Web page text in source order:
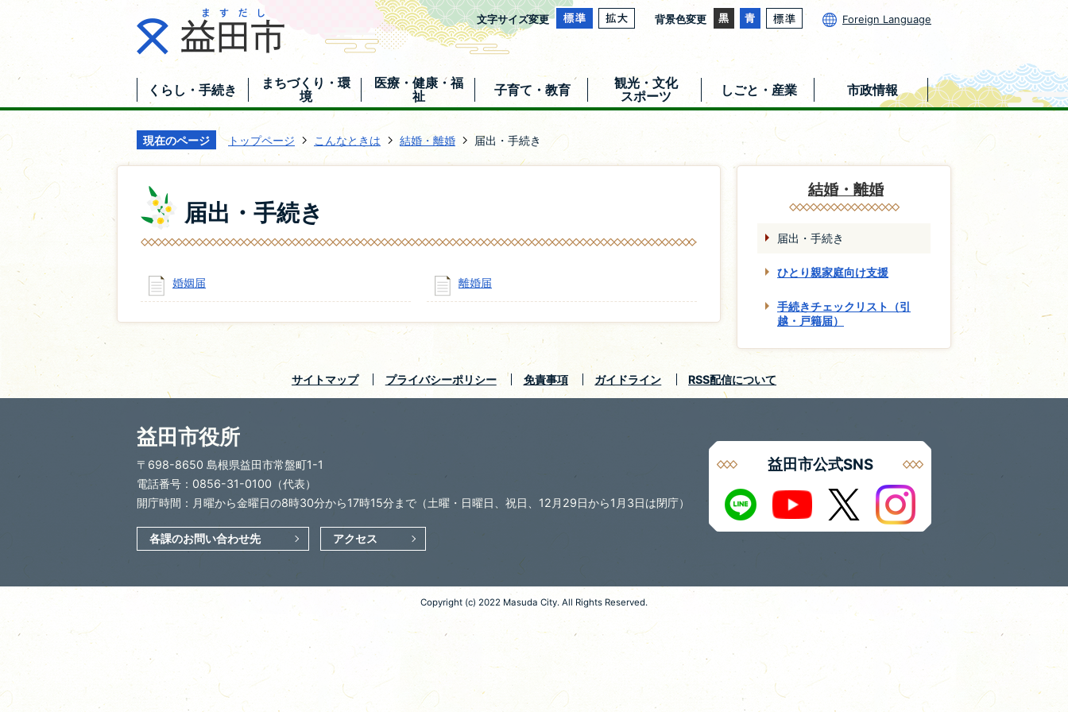
文字サイズ変更 背景色変更 Foreign Language
くらし・手続き
まちづくり・環
境
医療・健康・福
祉
子育て・教育
観光・文化
スポーツ
しごと・産業 市政情報
現在のページ トップページ こんなときは 結婚・離婚 届出・手続き
届出・手続き
婚姻届 離婚届
結婚・離婚
届出・手続き
ひとり親家庭向け支援
手続きチェックリスト（引
越・戸籍届）
サイトマップ プライバシーポリシー 免責事項 ガイドライン RSS配信について
益田市役所
〒698-8650 島根県益田市常盤町1-1
電話番号：0856-31-0100（代表）
開庁時間：月曜から金曜日の8時30分から17時15分まで （土曜・日曜日、祝日、12月29日から1月3日は閉庁）
各課のお問い合わせ先 アクセス
益田市公式SNS
LINE Youtube X Instagram
Copyright (c) 2022 Masuda City. All Rights Reserved.